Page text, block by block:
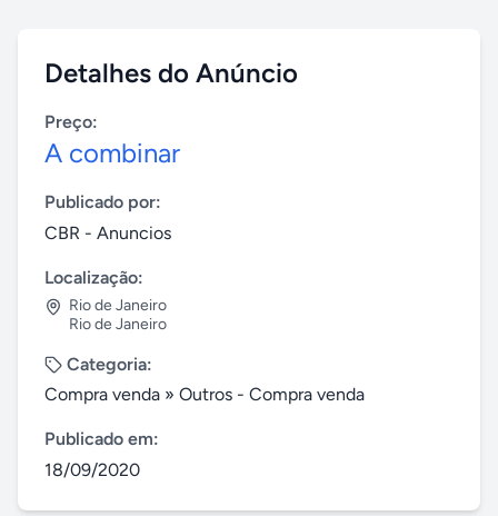
Detalhes do Anúncio
Preço:
A combinar
Publicado por:
CBR - Anuncios
Localização:
Rio de Janeiro
Rio de Janeiro
Categoria:
Compra venda » Outros - Compra venda
Publicado em:
18/09/2020